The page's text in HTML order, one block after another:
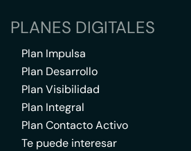
PLANES DIGITALES
Plan Impulsa
Plan Desarrollo
Plan Visibilidad
Plan Integral
Plan Contacto Activo
Te puede interesar